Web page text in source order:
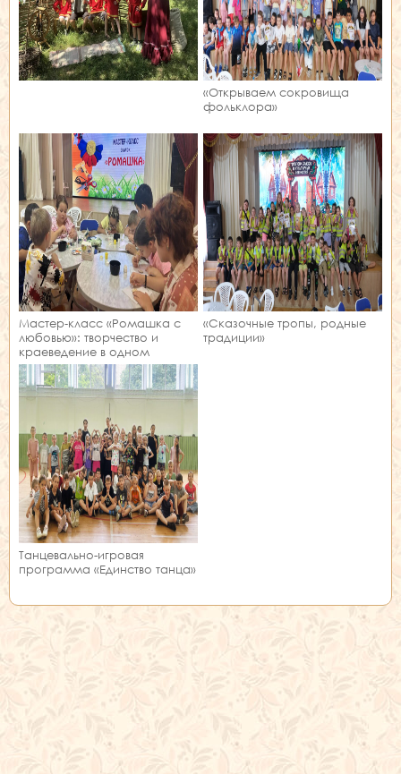
«Открываем сокровища
фольклора»
Мастер‑класс «Ромашка с
любовью»: творчество и
краеведение в одном
занятии!
«Сказочные тропы, родные
традиции»
Танцевально-игровая
программа «Единство танца»